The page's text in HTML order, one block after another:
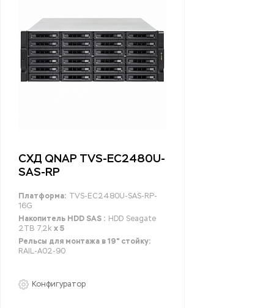
СХД QNAP TVS-EC2480U-
SAS-RP
Платформа: TVS-EC2480U-SAS-RP-
16G
Накопитель HDD SAS : HDD Seagate
2TB 7,2k x 5
Рельсы для монтажа в 19" стойку:
RAIL-A02-90
Конфигуратор